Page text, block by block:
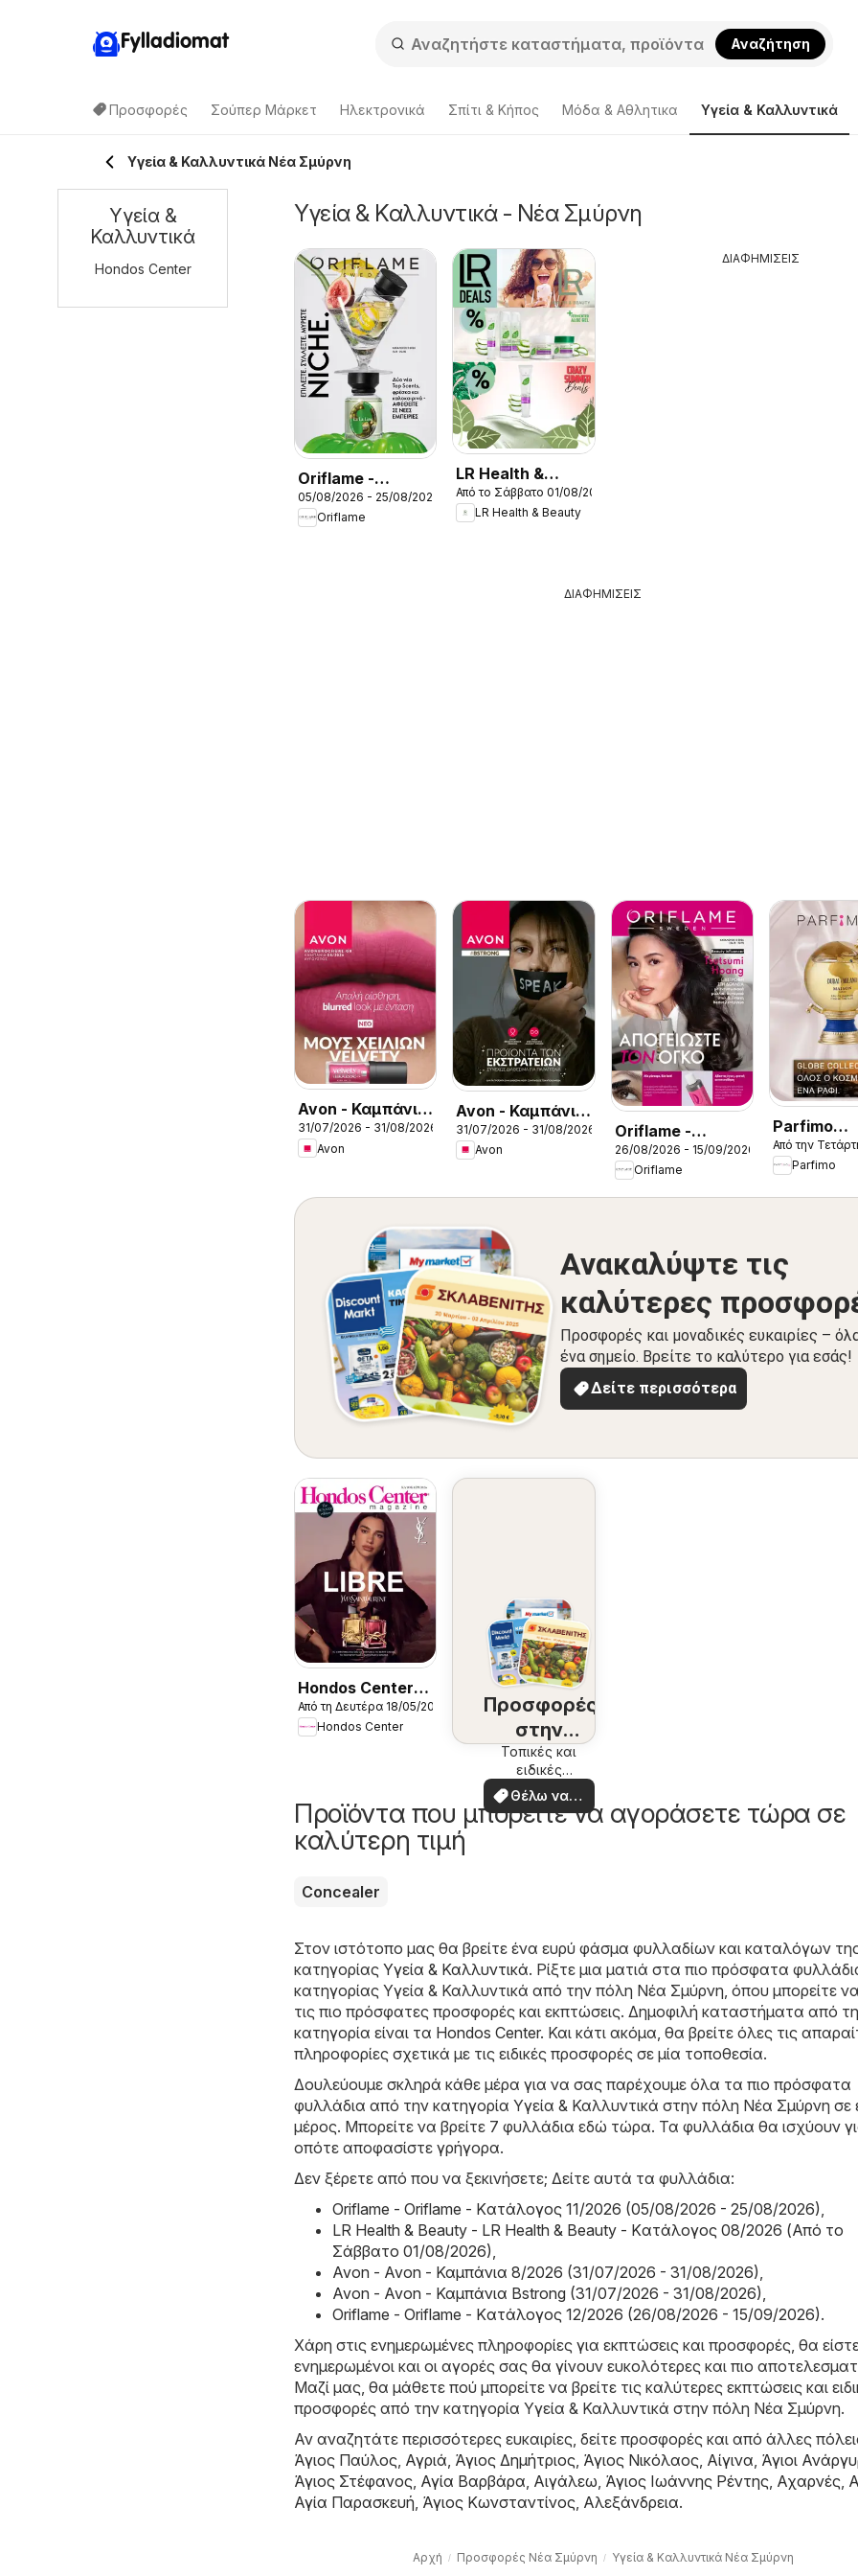
Fylladiomat Αναζήτηση
Προσφορές Σούπερ Μάρκετ Hλεκτρονικά Σπίτι & Κήπος Μόδα & Aθλητικα Υγεία & Καλλυντικά
Υγεία & Καλλυντικά Νέα Σμύρνη
Υγεία & Καλλυντικά - Νέα Σμύρνη
Oriflame -
Kατάλογος
11/2026
05/08/2026 - 25/08/2026
Oriflame
LR Health &
Beauty -
Kατάλογος
Από το Σάββατο 01/08/2026
LR Health & Beauty
ΔΙΑΦΗΜΙΣΕΙΣ
ΔΙΑΦΗΜΙΣΕΙΣ
Avon - Καμπάνια
8/2026
31/07/2026 - 31/08/2026
Avon
Avon - Καμπάνια
Bstrong
31/07/2026 - 31/08/2026
Avon
Oriflame -
Kατάλογος
12/2026
26/08/2026 - 15/09/2026
Oriflame
Parfimo
Από την
Parfimo
Ανακαλύψτε τις
καλύτερες
Προσφορές και μοναδικές ευκαιρίες –
ένα σημείο. Βρείτε το καλύτερο για εσάς!
Δείτε περισσότερα
Hondos Center
Kατάλογος
Summer 2026
Από τη Δευτέρα 18/05/2026
Hondos Center
Προσφορές
στην
περιοχή
σας
Τοπικές και
ειδικές
προσφορές
Θέλω να
δω
Προϊόντα που μπορείτε να αγοράσετε τώρα σε
καλύτερη τιμή
Concealer
Στον ιστότοπο μας θα βρείτε ένα ευρύ φάσμα φυλλαδίων και καταλόγων
κατηγορίας Υγεία & Καλλυντικά. Ρίξτε μια ματιά στα πιο πρόσφατα
κατηγορίας Υγεία & Καλλυντικά από την πόλη Νέα Σμύρνη, όπου μπορείτε να
τις πιο πρόσφατες προσφορές και εκπτώσεις. Δημοφιλή καταστήματα από
κατηγορία είναι τα Hondos Center. Και κάτι ακόμα, θα βρείτε όλες τις
πληροφορίες σχετικά με τις ειδικές προσφορές σε μία τοποθεσία.
Δουλεύουμε σκληρά κάθε μέρα για να σας παρέχουμε όλα τα πιο πρόσφατα
φυλλάδια από την κατηγορία Υγεία & Καλλυντικά στην πόλη Νέα Σμύρνη σε
μέρος. Μπορείτε να βρείτε 7 φυλλάδια εδώ τώρα. Τα φυλλάδια θα ισχύουν
οπότε αποφασίστε γρήγορα.
Δεν ξέρετε από που να ξεκινήσετε; Δείτε αυτά τα φυλλάδια:
Oriflame - Oriflame - Kατάλογος 11/2026 (05/08/2026 - 25/08/2026)
LR Health & Beauty - LR Health & Beauty - Kατάλογος 08/2026 (Από το
Σάββατο 01/08/2026)
Avon - Avon - Καμπάνια 8/2026 (31/07/2026 - 31/08/2026)
Avon - Avon - Καμπάνια Bstrong (31/07/2026 - 31/08/2026)
Oriflame - Oriflame - Kατάλογος 12/2026 (26/08/2026 - 15/09/2026).
Χάρη στις ενημερωμένες πληροφορίες για εκπτώσεις και προσφορές, θα
ενημερωμένοι και οι αγορές σας θα γίνουν ευκολότερες και πιο
Μαζί μας, θα μάθετε πού μπορείτε να βρείτε τις καλύτερες εκπτώσεις και
προσφορές από την κατηγορία Υγεία & Καλλυντικά στην πόλη Νέα Σμύρνη.
Αν αναζητάτε περισσότερες ευκαιρίες, δείτε προσφορές και από άλλες
Άγιος Παύλος Αγριά Άγιος Δημήτριος Άγιος Νικόλαος Αίγινα Άγιοι
Άγιος Στέφανος Αγία Βαρβάρα Αιγάλεω Άγιος Ιωάννης Ρέντης Αχαρνές
Αγία Παρασκευή Άγιος Κωνσταντίνος Αλεξάνδρεια.
Αρχή Προσφορές Νέα Σμύρνη Υγεία & Καλλυντικά Νέα Σμύρνη
Υγεία &
Καλλυντικά
Hondos Center